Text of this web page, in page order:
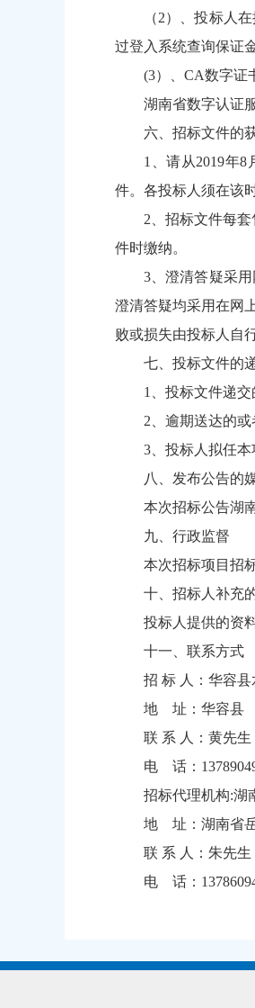
（2）、投标人
过登入系统查询保证
(3）、CA数字证
湖南省数字认证
六、招标文件的
1、请从2019年8
件。各投标人须在该
2、招标文件每
件时缴纳。
3、澄清答疑采
澄清答疑均采用在网
败或损失由投标人自
七、投标文件的
1、投标文件递
2、逾期送达的
3、投标人拟任
八、发布公告的
本次招标公告湖
九、行政监督
本次招标项目招
十、招标人补充
投标人提供的资
十一、联系方式
招 标 人：华容县
地 址：华容县
联 系 人：黄先生
电 话：
招标代理机构:湖
地 址：湖南省
联 系 人：朱先生
电 话：